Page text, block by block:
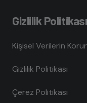
Gizlilik Politikası
Kişisel Verilerin
Gizlilik Politikası
Çerez Politikası